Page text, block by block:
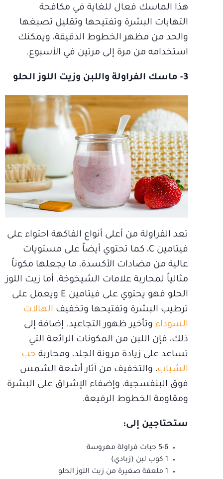
هذا الماسك فعال للغاية في مكافحة
التهابات البشرة وتفتيحها وتقليل تصبغها
والحد من مظهر الخطوط الدقيقة، ويمكنك
استخدامه من مرة إلى مرتين في الأسبوع.
3- ماسك الفراولة واللبن وزيت اللوز الحلو
تعد الفراولة من أعلى أنواع الفاكهة احتواء على
فيتامين C، كما تحتوي أيضاً على مستويات
عالية من مضادات الأكسدة، ما يجعلها مكوناً
مثالياً لمحاربة علامات الشيخوخة. أما زيت اللوز
الحلو فهو يحتوي على فيتامين E ويعمل على
ترطيب البشرة وتفتيحها وتخفيف الهالات
السوداء وتأخير ظهور التجاعيد. إضافة إلى
ذلك، فإن اللبن من المكونات الرائعة التي
تساعد على زيادة مرونة الجلد، ومحاربة حب
الشباب، والتخفيف من آثار أشعة الشمس
فوق البنفسجية، وإضفاء الإشراق على البشرة
ومقاومة الخطوط الرفيعة.
ستحتاجين إلى:
5-6 حبات فراولة مهروسة
1 كوب لبن (زبادي)
1 ملعقة صغيرة من زيت اللوز الحلو